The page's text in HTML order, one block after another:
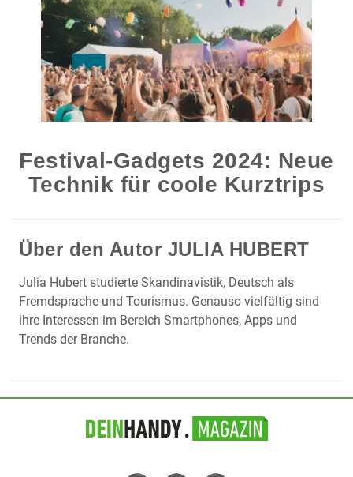
Festival-Gadgets 2024: Neue
Technik für coole Kurztrips
Über den Autor JULIA HUBERT
Julia Hubert studierte Skandinavistik, Deutsch als
Fremdsprache und Tourismus. Genauso vielfältig sind
ihre Interessen im Bereich Smartphones, Apps und
Trends der Branche.